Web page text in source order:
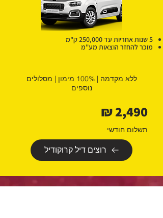
5 שנות אחריות עד 250,000 ק"מ
מוכר להחזר הוצאות מע"מ
ללא מקדמה | 100% מימון | מסלולים
נוספים
2,490 ₪
תשלום חודשי
רוצים דיל קרוקודיל